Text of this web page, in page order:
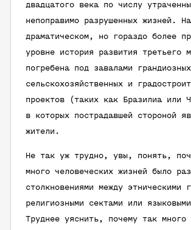
двадцатого века по числу
непоправимо разрушенных жизней.
драматическом, но гораздо более
уровне история развития третьего
погребена под завалами грандиозных
сельскохозяйственных и
проектов (таких как Бразилиа или
в которых пострадавшей стороной
жители.
Не так уж трудно, увы, понять,
много человеческих жизней было
столкновениями между этническими
религиозными сектами или
Труднее уяснить, почему так много